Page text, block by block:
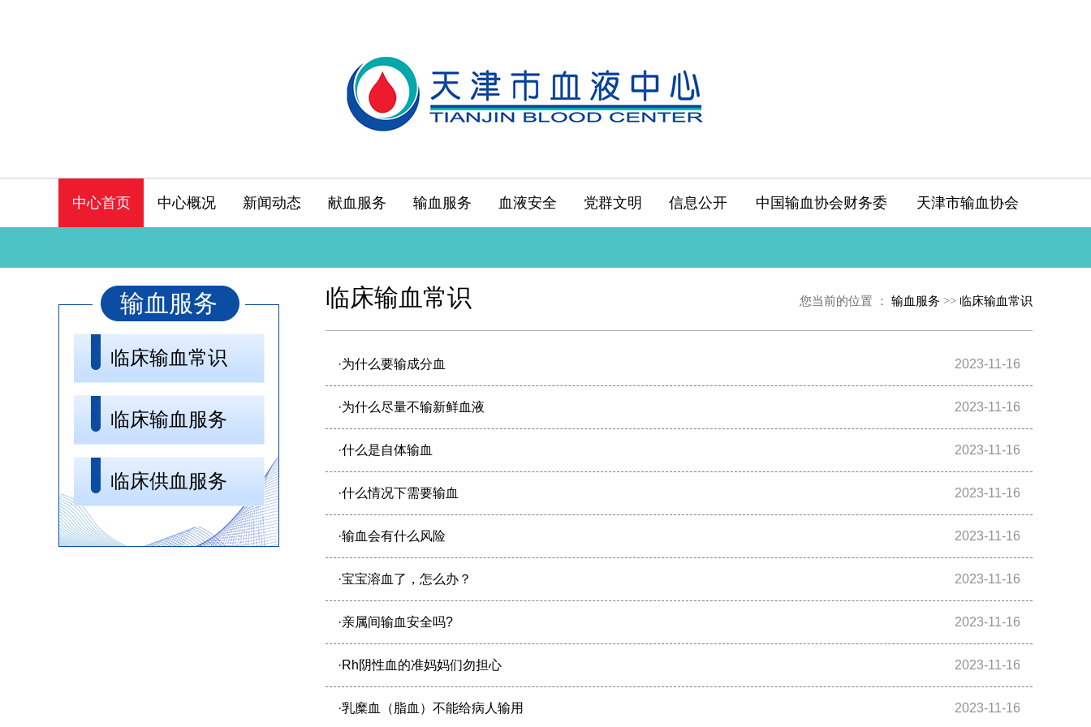
中心首页 中心概况 新闻动态 献血服务 输血服务 血液安全 党群文明 信息公开 中国输血协会财务委 天津市输血协会
输血服务
临床输血常识
临床输血服务
临床供血服务
临床输血常识 您当前的位置 ： 输血服务 >> 临床输血常识
·为什么要输成分血 2023-11-16
·为什么尽量不输新鲜血液 2023-11-16
·什么是自体输血 2023-11-16
·什么情况下需要输血 2023-11-16
·输血会有什么风险 2023-11-16
·宝宝溶血了，怎么办？ 2023-11-16
·亲属间输血安全吗? 2023-11-16
·Rh阴性血的准妈妈们勿担心 2023-11-16
·乳糜血（脂血）不能给病人输用 2023-11-16